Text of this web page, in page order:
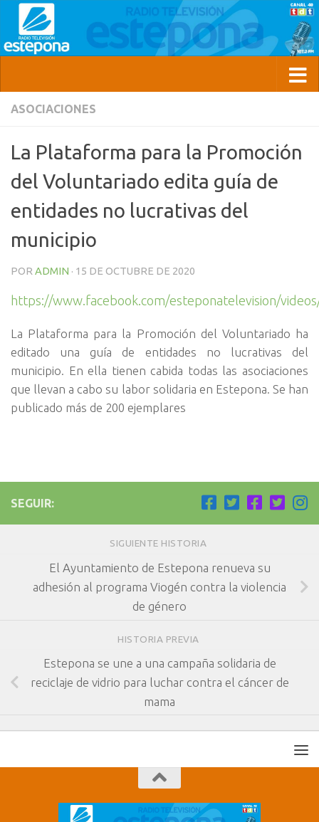
ASOCIACIONES
La Plataforma para la Promoción
del Voluntariado edita guía de
entidades no lucrativas del
municipio
POR ADMIN · 15 DE OCTUBRE DE 2020
https://www.facebook.com/esteponatelevision/
La Plataforma para la Promoción del Voluntariado ha
editado una guía de entidades no lucrativas del
municipio. En ella tienen cabida todas las asociaciones
que llevan a cabo su labor solidaria en Estepona. Se han
publicado más de 200 ejemplares
SEGUIR:
SIGUIENTE HISTORIA
El Ayuntamiento de Estepona renueva su
adhesión al programa Viogén contra la violencia
de género
HISTORIA PREVIA
Estepona se une a una campaña solidaria de
reciclaje de vidrio para luchar contra el cáncer de
mama